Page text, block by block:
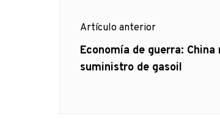
Navegación
de
Artículo anterior
Artículo
anterior
Economía de guerra: China
suministro de gasoil